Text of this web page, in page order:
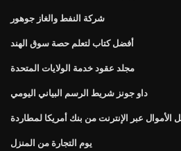
شركة النفط والغاز جوهور
أفضل كتاب لتعلم حصة سوق الهند
مجلد عقود خدمة الولايات المتحدة
داو جونز شريط الرسم البياني اليومي
الأموال عبر الإنترنت من بنك أمريكا لمطاردة
يوم التجارة من المنزل